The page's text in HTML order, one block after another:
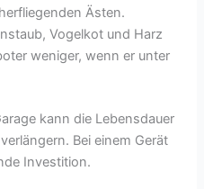
Ästen.
Vogelkot und Harz
weniger, wenn er unter
kann die Lebensdauer
Bei einem Gerät
Investition.